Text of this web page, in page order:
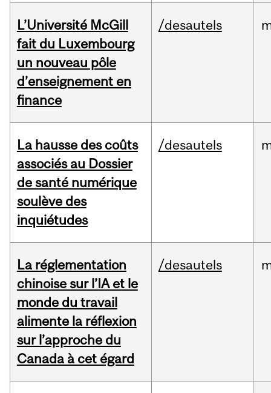
L’Université McGill
fait du Luxembourg
un nouveau pôle
d’enseignement en
finance
/desautels
La hausse des coûts
associés au Dossier
de santé numérique
soulève des
inquiétudes
/desautels
La réglementation
chinoise sur l’IA et le
monde du travail
alimente la réflexion
sur l’approche du
Canada à cet égard
/desautels